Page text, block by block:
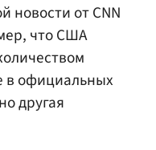
новости от CNN
что США
в официальных
другая